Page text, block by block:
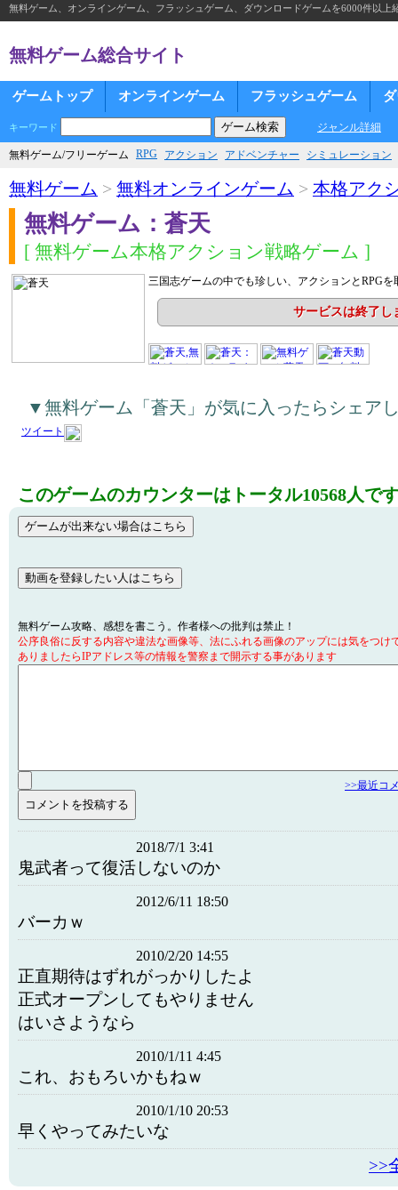
無料ゲーム、オンラインゲーム、フラッシュゲーム、ダウンロードゲームを6000件以上
無料ゲーム総合サイト
ゲームトップ オンラインゲーム フラッシュゲーム
キーワード ジャンル詳細
無料ゲーム/フリーゲーム RPG アクション アドベンチャー シミュレーション
無料ゲーム > 無料オンラインゲーム > 本格アク
無料ゲーム：蒼天
[ 無料ゲーム本格アクション戦略ゲーム ]
三国志ゲームの中でも珍しい、アクションとRPG
サービスは終了し
▼無料ゲーム「蒼天」が気に入ったらシェア
ツイート
このゲームのカウンターはトータル10568人で
無料ゲーム攻略、感想を書こう。作者様への批判は禁止！
公序良俗に反する内容や違法な画像等、法にふれる画像のアップには気をつけ
ありましたらIPアドレス等の情報を警察まで開示する事があります
>>最近コ
2018/7/1 3:41
鬼武者って復活しないのか
2012/6/11 18:50
バーカｗ
2010/2/20 14:55
正直期待はずれがっかりしたよ
正式オープンしてもやりません
はいさようなら
2010/1/11 4:45
これ、おもろいかもねｗ
2010/1/10 20:53
早くやってみたいな
>>